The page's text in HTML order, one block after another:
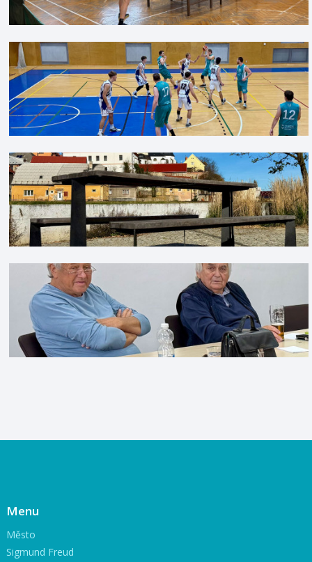
Menu
Město
Sigmund Freud